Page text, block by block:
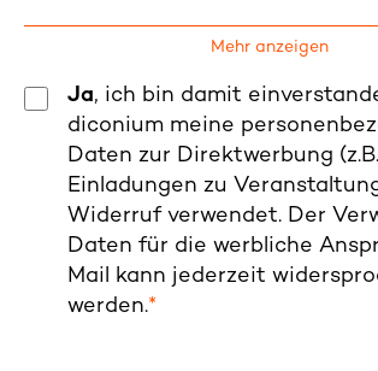
Mehr anzeigen
Ja, ich bin damit
diconium meine
Daten zur Direktwerbung
Einladungen zu
Widerruf verwendet. Der
Daten für die werbliche
Mail kann jederzeit
werden.*